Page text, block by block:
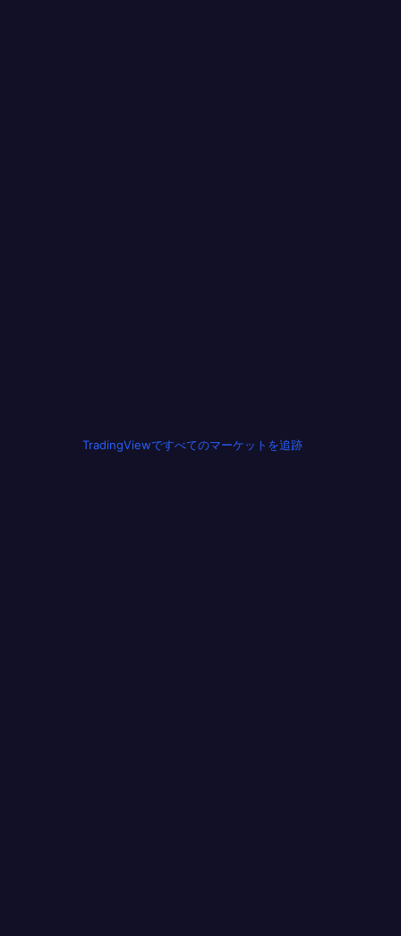
TradingViewですべてのマーケットを追跡